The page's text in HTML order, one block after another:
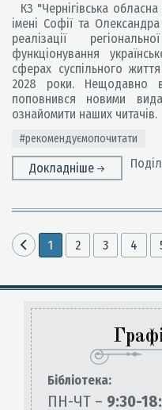
КЗ "Чернігівська
імені Софії та
реалізації
функціонування
сферах суспільного
2028 роки.
поповнився новими
ознайомити наших читачів.
#рекомендуємопочитати
Докладніше
1 2 3 4
Бiблiотека:
ПН-ЧТ – 9:30-